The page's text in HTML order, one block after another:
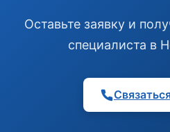
Оставьте заявку и
специалиста в